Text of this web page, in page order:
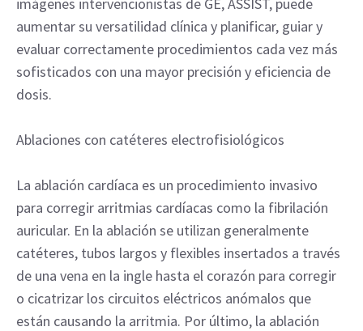
aumentar su versatilidad clínica y planificar, guiar y
evaluar correctamente procedimientos cada vez más
sofisticados con una mayor precisión y eficiencia de
dosis.
Ablaciones con catéteres electrofisiológicos
La ablación cardíaca es un procedimiento invasivo
para corregir arritmias cardíacas como la fibrilación
auricular. En la ablación se utilizan generalmente
catéteres, tubos largos y flexibles insertados a través
de una vena en la ingle hasta el corazón para corregir
o cicatrizar los circuitos eléctricos anómalos que
están causando la arritmia. Por último, la ablación